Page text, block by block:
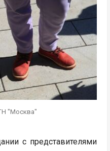
"Москва"
с представителями